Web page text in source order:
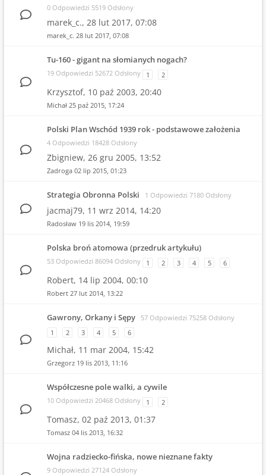
0 Odpowiedzi 5519 Odsłony
marek_c., 28 lut 2017, 07:08
marek_c. 28 lut 2017, 07:08
Tu-160 - gigant na słomianych nogach?
19 Odpowiedzi 52672 Odsłony 1 2
Krzysztof, 10 paź 2003, 20:40
Michał 25 paź 2015, 17:24
Polski Plan Wschód 1939 rok - podstawowe założenia
4 Odpowiedzi 18428 Odsłony
Zbigniew, 26 gru 2005, 13:52
Zadroga 02 lip 2015, 01:23
Strategia Obronna Polski 1 Odpowiedzi 7180 Odsłony
jacmaj79, 11 wrz 2014, 14:20
Radosław 19 lis 2014, 19:59
Polska broń atomowa (przedruk artykułu)
53 Odpowiedzi 86094 Odsłony 1 2 3 4 5 6
Robert, 14 lip 2004, 00:10
Robert 27 lut 2014, 13:22
Gawrony, Orkany i Sępy
57 Odpowiedzi 75258 Odsłony
1
2 3 4 5 6
Michał, 11 mar 2004, 15:42
Grzegorz 19 lis 2013, 11:16
Współczesne pole walki, a cywile
10 Odpowiedzi 20468 Odsłony 1 2
Tomasz, 02 paź 2013, 01:37
Tomasz 04 lis 2013, 16:32
Wojna radziecko-fińska, nowe nieznane fakty
9 Odpowiedzi 27124 Odsłony